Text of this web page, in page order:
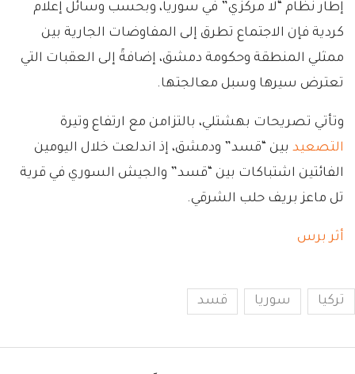
إطار نظام “لا مركزي” في سوريا، وبحسب وسائل إعلام
كردية فإن الاجتماع تطرق إلى المفاوضات الجارية بين
ممثلي المنطقة وحكومة دمشق، إضافةً إلى العقبات التي
تعترض سيرها وسبل معالجتها.
وتأتي تصريحات بهشتلي، بالتزامن مع ارتفاع وتيرة
التصعيد بين “قسد” ودمشق، إذ اندلعت خلال اليومين
الفائتين اشتباكات بين “قسد” والجيش السوري في قرية
تل ماعز بريف حلب الشرقي.
أثر برس
تركيا سوريا قسد